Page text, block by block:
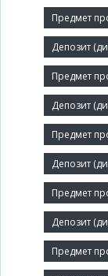
Краћи назив:
РАД ГРУПА
Правни
ДОО
Делатност:
Изградња
Матични
17258117
Величина: